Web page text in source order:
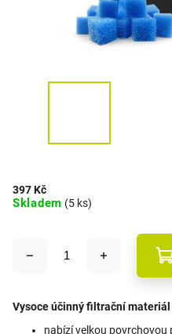
397 Kč
Skladem (5 ks)
Vysoce účinný filtrační
nabízí velkou povrchovou